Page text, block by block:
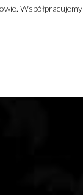
Współpracujemy